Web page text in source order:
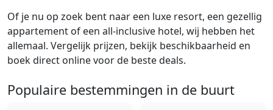
Of je nu op zoek bent naar een luxe resort, een gezellig
appartement of een all-inclusive hotel, wij hebben het
allemaal. Vergelijk prijzen, bekijk beschikbaarheid en
boek direct online voor de beste deals.
Populaire bestemmingen in de buurt